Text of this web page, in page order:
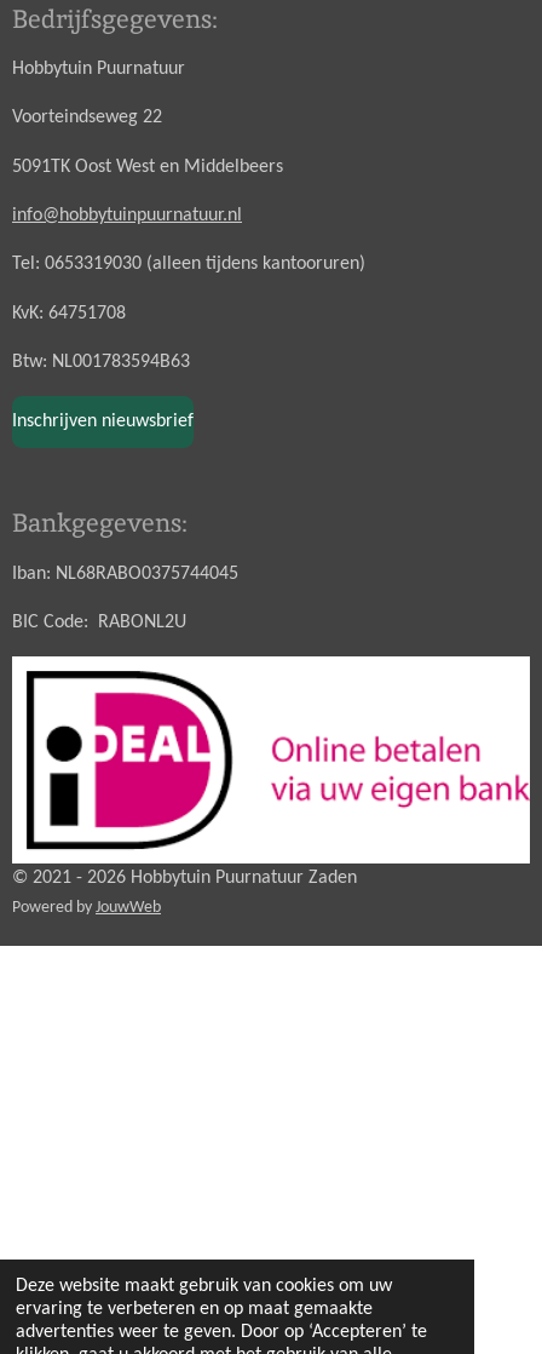
Deze website maakt gebruik van cookies om uw
ervaring te verbeteren en op maat gemaakte
advertenties weer te geven. Door op ‘Accepteren’ te
Bedrijfsgegevens:
Hobbytuin Puurnatuur
Voorteindseweg 22
5091TK Oost West en Middelbeers
info@hobbytuinpuurnatuur.nl
Tel: 0653319030 (alleen tijdens kantooruren)
KvK: 64751708
Btw: NL001783594B63
Inschrijven nieuwsbrief
Bankgegevens:
Iban: NL68RABO0375744045
BIC Code: RABONL2U
© 2021 - 2026 Hobbytuin Puurnatuur Zaden
Powered by JouwWeb